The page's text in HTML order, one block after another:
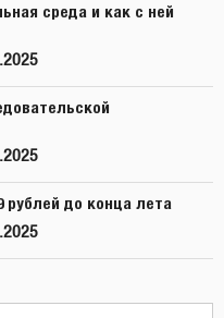
среда и как с ней
рублей до конца лета